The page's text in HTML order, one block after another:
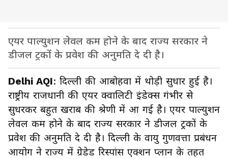
एयर पाल्युशन लेवल कम होने के बाद राज्य सरकार ने
डीजल ट्रकों के प्रवेश की अनुमति दे दी है।
Delhi AQI: दिल्ली की आबोहवा में थोड़ी सुधार हुई है।
राष्ट्रीय राजधानी की एयर क्वालिटी इंडेक्स गंभीर से
सुधरकर बहुत खराब की श्रेणी में आ गई है। एयर पाल्युशन
लेवल कम होने के बाद राज्य सरकार ने डीजल ट्रकों के
प्रवेश की अनुमति दे दी है। दिल्ली के वायु गुणवत्ता प्रबंधन
आयोग ने राज्य में ग्रेडेड रिस्पांस एक्शन प्लान के तहत